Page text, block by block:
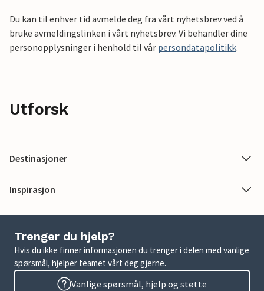
Du kan til enhver tid avmelde deg fra vårt nyhetsbrev ved å
bruke avmeldingslinken i vårt nyhetsbrev. Vi behandler dine
personopplysninger i henhold til vår persondatapolitikk.
Utforsk
Destinasjoner
Inspirasjon
Trenger du hjelp?
Hvis du ikke finner informasjonen du trenger i delen med vanlige
spørsmål, hjelper teamet vårt deg gjerne.
Vanlige spørsmål, hjelp og støtte